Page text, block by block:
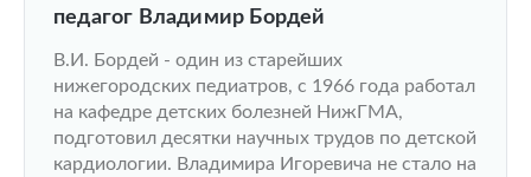
педагог Владимир Бордей
В.И. Бордей - один из старейших
нижегородских педиатров, с 1966 года работал
на кафедре детских болезней НижГМА,
подготовил десятки научных трудов по детской
кардиологии. Владимира Игоревича не стало на